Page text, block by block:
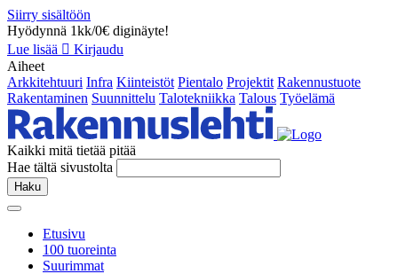
Siirry sisältöön
Hyödynnä 1kk/0€ diginäyte!
Lue lisää
Kirjaudu
Aiheet
Arkkitehtuuri Infra Kiinteistöt Pientalo Projektit Rakennustuote
Rakentaminen Suunnittelu Talotekniikka Talous Työelämä
Kaikki mitä tietää pitää
Hae tältä sivustolta
Haku
Etusivu
100 tuoreinta
Suurimmat